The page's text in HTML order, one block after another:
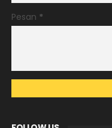
Pesan *